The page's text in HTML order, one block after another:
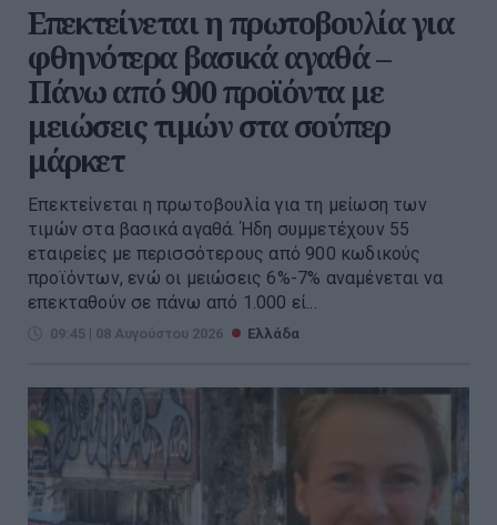
Επεκτείνεται η πρωτοβουλία για
φθηνότερα βασικά αγαθά –
Πάνω από 900 προϊόντα με
μειώσεις τιμών στα σούπερ
μάρκετ
Επεκτείνεται η πρωτοβουλία για τη μείωση των
τιμών στα βασικά αγαθά. Ήδη συμμετέχουν 55
εταιρείες με περισσότερους από 900 κωδικούς
προϊόντων, ενώ οι μειώσεις 6%-7% αναμένεται να
επεκταθούν σε πάνω από 1.000 εί...
09:45 | 08 Αυγούστου 2026 Ελλάδα